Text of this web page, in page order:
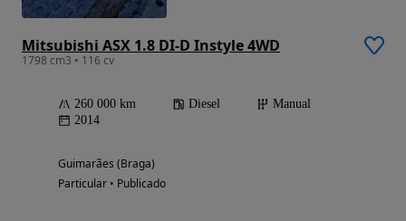
Mitsubishi ASX 1.8 DI-D Instyle 4WD
1798 cm3 • 116 cv
260 000 km Diesel
Manual
2014
Guimarães (Braga)
Particular • Publicado